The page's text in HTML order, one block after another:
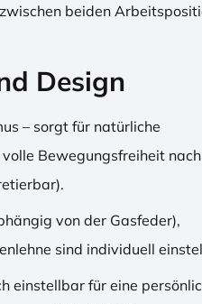
beiden
Design
– sorgt für natürliche
Bewegungsfreiheit nach
von der Gasfeder),
sind individuell
einstellbar für eine